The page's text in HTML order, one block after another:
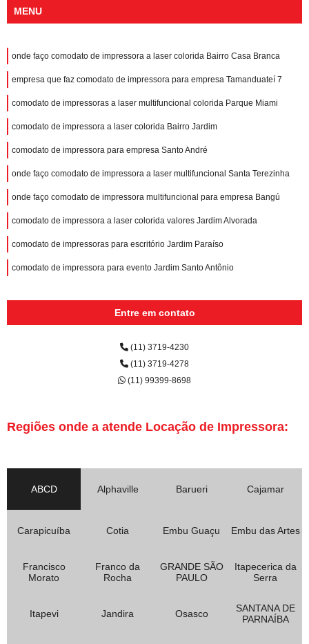
MENU
onde faço comodato de impressora a laser colorida Bairro Casa Branca
empresa que faz comodato de impressora para empresa Tamanduateí 7
comodato de impressoras a laser multifuncional colorida Parque Miami
comodato de impressora a laser colorida Bairro Jardim
comodato de impressora para empresa Santo André
onde faço comodato de impressora a laser multifuncional Santa Terezinha
onde faço comodato de impressora multifuncional para empresa Bangú
comodato de impressora a laser colorida valores Jardim Alvorada
comodato de impressoras para escritório Jardim Paraíso
comodato de impressora para evento Jardim Santo Antônio
Entre em contato
(11) 3719-4230
(11) 3719-4278
(11) 99399-8698
Regiões onde a atende Locação de Impressora:
ABCD Alphaville Barueri Cajamar
Carapicuíba Cotia Embu Guaçu Embu das Artes
Francisco
Morato
Franco da
Rocha
GRANDE SÃO
PAULO
Itapecerica da
Serra
Itapevi Jandira Osasco
SANTANA DE
PARNAÍBA